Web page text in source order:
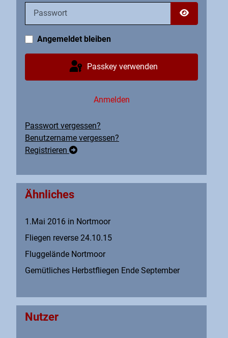
Passwort
Angemeldet bleiben
Passkey verwenden
Anmelden
Passwort vergessen?
Benutzername vergessen?
Registrieren
Ähnliches
1.Mai 2016 in Nortmoor
Fliegen reverse 24.10.15
Fluggelände Nortmoor
Gemütliches Herbstfliegen Ende September
Nutzer